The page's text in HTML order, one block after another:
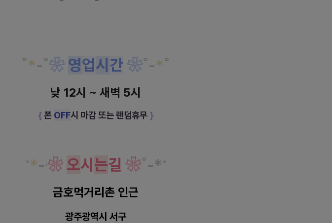
˚*-˚❀ 영업시 간 ❀˚-*˚
낮 12시 ~ 새벽 5시
{ 폰 OFF시 마감 또는 랜덤휴무 }
˚*- ˚❀ 오시 는길 ❀˚-*˚
금호먹거리촌 인근
광주광역시 서구